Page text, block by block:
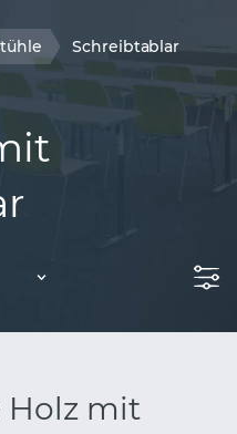
Schreibtablar
Holz mit